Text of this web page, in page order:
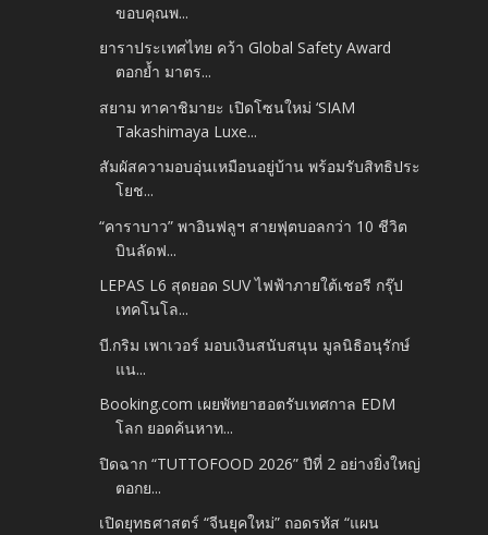
ขอบคุณพ...
ยาราประเทศไทย คว้า Global Safety Award
ตอกย้ำ มาตร...
สยาม ทาคาชิมายะ เปิดโซนใหม่ ‘SIAM
Takashimaya Luxe...
สัมผัสความอบอุ่นเหมือนอยู่บ้าน พร้อมรับสิทธิประ
โยช...
“คาราบาว” พาอินฟลูฯ สายฟุตบอลกว่า 10 ชีวิต
บินลัดฟ...
LEPAS L6 สุดยอด SUV ไฟฟ้าภายใต้เชอรี กรุ๊ป
เทคโนโล...
บี.กริม เพาเวอร์ มอบเงินสนับสนุน มูลนิธิอนุรักษ์
แน...
Booking.com เผยพัทยาฮอตรับเทศกาล EDM
โลก ยอดค้นหาท...
ปิดฉาก “TUTTOFOOD 2026” ปีที่ 2 อย่างยิ่งใหญ่
ตอกย...
เปิดยุทธศาสตร์ “จีนยุคใหม่” ถอดรหัส “แผน